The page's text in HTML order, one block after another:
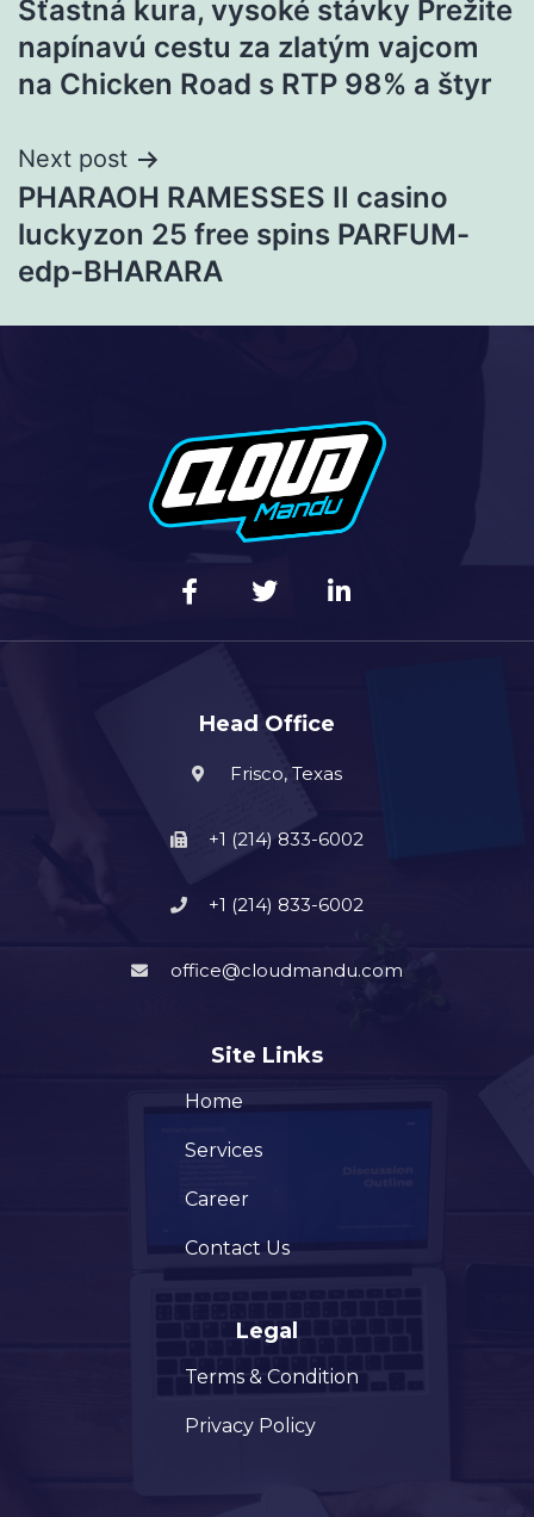
Šťastná kura, vysoké stávky Prežite
napínavú cestu za zlatým vajcom
na Chicken Road s RTP 98% a štyr
Next post
PHARAOH RAMESSES II casino
luckyzon 25 free spins PARFUM-
edp-BHARARA
Head Office
Frisco, Texas
+1 (214) 833-6002
+1 (214) 833-6002
office@cloudmandu.com
Site Links
Home
Services
Career
Contact Us
Legal
Terms & Condition
Privacy Policy